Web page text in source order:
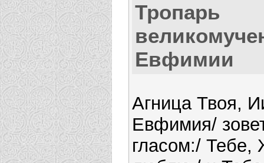
Тропарь
Евфимии
Агница Твоя,
Евфимия/
гласом:/